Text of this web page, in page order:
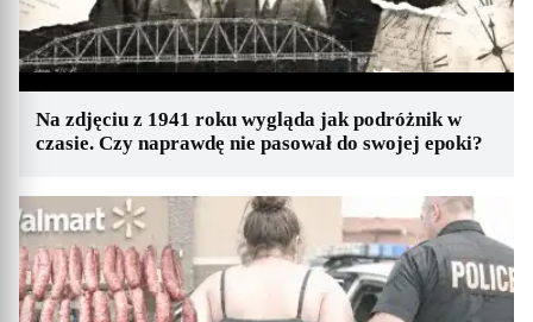
Na zdjęciu z 1941 roku wygląda jak podróżnik w
czasie. Czy naprawdę nie pasował do swojej epoki?